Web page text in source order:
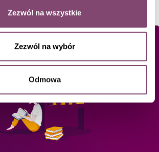
Zezwól na wszystkie
Zezwól na wybór
Odmowa